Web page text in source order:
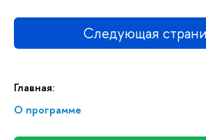
Главная:
О программе
Следующая